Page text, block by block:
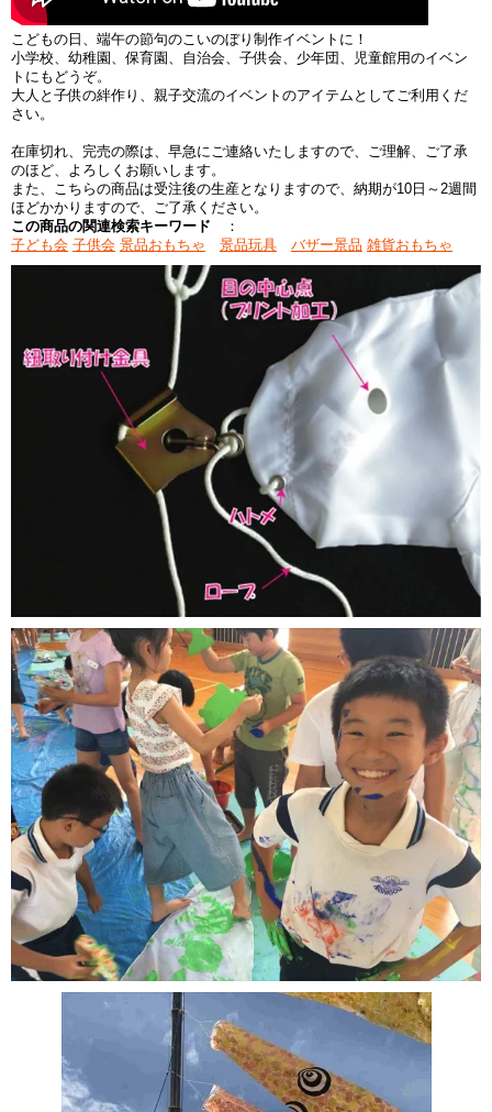
こどもの日、端午の節句のこいのぼり制作イベントに！
小学校、幼稚園、保育園、自治会、子供会、少年団、児童館用のイベン
トにもどうぞ。
大人と子供の絆作り、親子交流のイベントのアイテムとしてご利用くだ
さい。
在庫切れ、完売の際は、早急にご連絡いたしますので、ご理解、ご了承
のほど、よろしくお願いします。
また、こちらの商品は受注後の生産となりますので、納期が10日～2週間
ほどかかりますので、ご了承ください。
この商品の関連検索キーワード
：
子ども会 子供会 景品おもちゃ 景品玩具 バザー景品 雑貨おもちゃ